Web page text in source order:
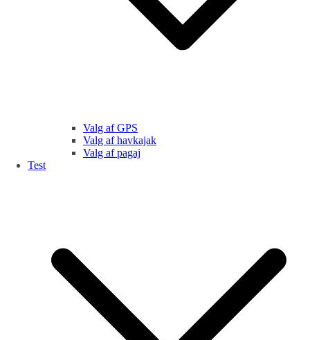
Valg af GPS
Valg af havkajak
Valg af pagaj
Test